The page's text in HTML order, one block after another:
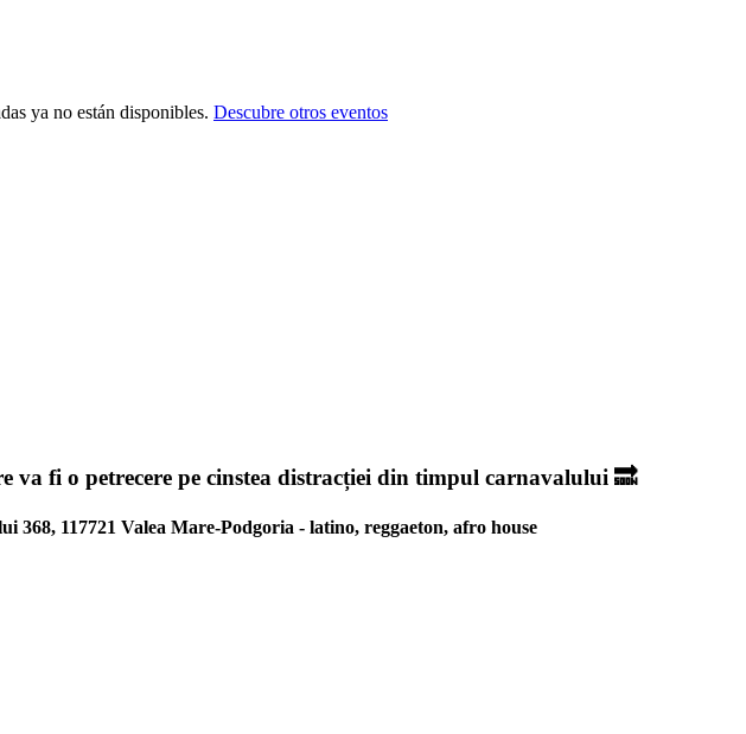
ya no están disponibles. Descubre otros eventos
fi o petrecere pe cinstea distracției din timpul carnavalului 🔜
117721 Valea Mare-Podgoria - latino, reggaeton, afro house